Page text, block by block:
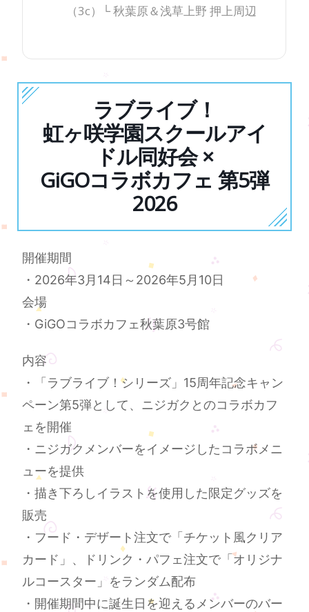
（3c）└ 秋葉原＆浅草上野 押上周辺
ラブライブ！
虹ヶ咲学園スクールアイ
ドル同好会 ×
GiGOコラボカフェ 第5弾
2026
開催期間
・2026年3月14日～2026年5月10日
会場
・GiGOコラボカフェ秋葉原3号館
内容
・「ラブライブ！シリーズ」15周年記念キャン
ペーン第5弾として、ニジガクとのコラボカフ
ェを開催
・ニジガクメンバーをイメージしたコラボメニ
ューを提供
・描き下ろしイラストを使用した限定グッズを
販売
・フード・デザート注文で「チケット風クリア
カード」、ドリンク・パフェ注文で「オリジナ
ルコースター」をランダム配布
・開催期間中に誕生日を迎えるメンバーのバー